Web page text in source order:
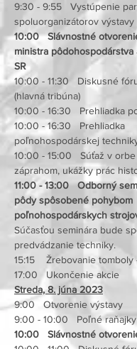
9:30 - 9:55   Vystúpenie
spoluorganizátorov výstavy
10:00   Slávnostné
ministra pôdohospodárstva
SR
10:00 - 11:30   Diskusné
(hlavná tribúna)
10:00 - 16:30   Prehliadka
10:00 - 16:30   Prehliadka
poľnohospodárskej
10:00 - 15:00   Súťaž v
záprahom, ukážky prác
11:00 - 13:00   Odborný
pôdy spôsobené pohybom
poľnohospodárskych
Súčasťou seminára bude
predvádzanie techniky.
15:15    Žrebovanie
17:00   Ukončenie akcie
Streda, 8. júna 2023
9:00   Otvorenie výstavy
9:00 - 10:00   Poľné raňajky
10:00   Slávnostné